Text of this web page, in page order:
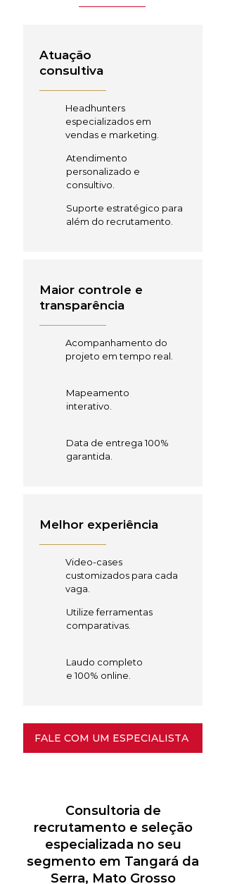
Atuação
consultiva
Headhunters
especializados em
vendas e marketing.
Atendimento
personalizado e
consultivo.
Suporte estratégico para
além do recrutamento.
Maior controle e
transparência
Acompanhamento do
projeto em tempo real.
Mapeamento
interativo.
Data de entrega 100%
garantida.
Melhor experiência
Video-cases
customizados para cada
vaga.
Utilize ferramentas
comparativas.
Laudo completo
e 100% online.
FALE COM UM ESPECIALISTA
Consultoria de
recrutamento e seleção
especializada no seu
segmento em Tangará da
Serra, Mato Grosso